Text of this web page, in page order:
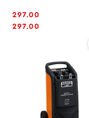
Cena:
297.00
Cena:
297.00